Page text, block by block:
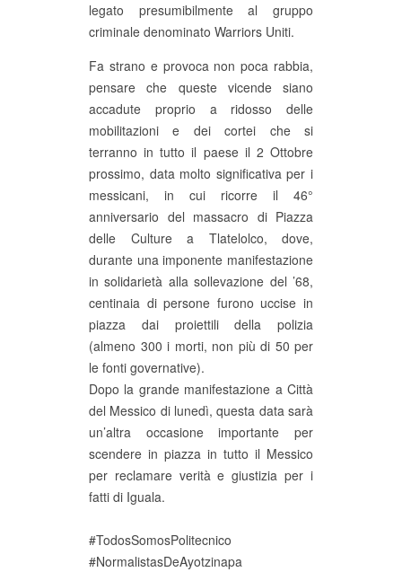
legato presumibilmente al gruppo
criminale denominato Warriors Uniti.
Fa strano e provoca non poca rabbia,
pensare che queste vicende siano
accadute proprio a ridosso delle
mobilitazioni e dei cortei che si
terranno in tutto il paese il 2 Ottobre
prossimo, data molto significativa per i
messicani, in cui ricorre il 46°
anniversario del massacro di Piazza
delle Culture a Tlatelolco, dove,
durante una imponente manifestazione
in solidarietà alla sollevazione del ’68,
centinaia di persone furono uccise in
piazza dai proiettili della polizia
(almeno 300 i morti, non più di 50 per
le fonti governative).
Dopo la grande manifestazione a Città
del Messico di lunedì, questa data sarà
un’altra occasione importante per
scendere in piazza in tutto il Messico
per reclamare verità e giustizia per i
fatti di Iguala.
#TodosSomosPolitecnico
#NormalistasDeAyotzinapa